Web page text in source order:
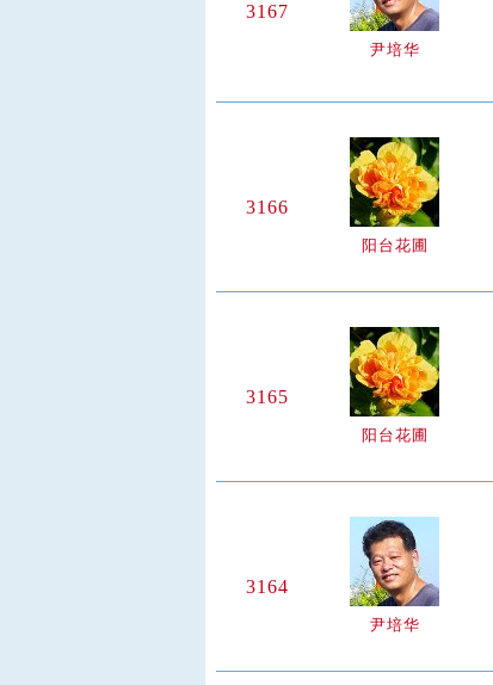
3167
尹培华
3166
阳台花圃
3165
阳台花圃
3164
尹培华